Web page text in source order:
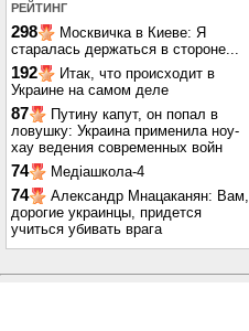
РЕЙТИНГ
298
Москвичка в Киеве: Я
старалась держаться в стороне...
192
Итак, что происходит в
Украине на самом деле
87
Путину капут, он попал в
ловушку: Украина применила ноу-
хау ведения современных войн
74 Медіашкола-4
74
Александр Мнацаканян: Вам,
дорогие украинцы, придется
учиться убивать врага